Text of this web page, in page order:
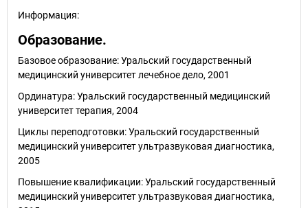
Информация:
Образование.
Базовое образование: Уральский государственный
медицинский университет лечебное дело, 2001
Ординатура: Уральский государственный медицинский
университет терапия, 2004
Циклы переподготовки: Уральский государственный
медицинский университет ультразвуковая диагностика,
2005
Повышение квалификации: Уральский государственный
медицинский университет ультразвуковая диагностика,